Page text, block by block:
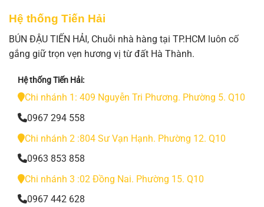
Hệ thống Tiến Hải
BÚN ĐẬU TIẾN HẢI, Chuỗi nhà hàng tại TP.HCM luôn cố
gắng giữ trọn vẹn hương vị từ đất Hà Thành.
Hệ thống Tiến Hải:
Chi nhánh 1: 409 Nguyễn Tri Phương. Phường 5. Q10
0967 294 558
Chi nhánh 2 :804 Sư Vạn Hạnh. Phường 12. Q10
0963 853 858
Chi nhánh 3 :02 Đồng Nai. Phường 15. Q10
0967 442 628